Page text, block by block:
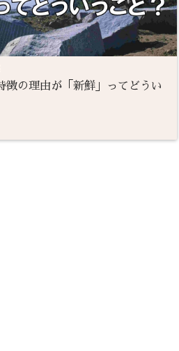
徴の理由が「新鮮」ってどうい